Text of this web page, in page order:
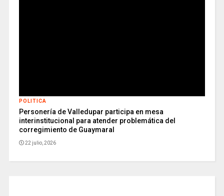
POLITICA
Personería de Valledupar participa en mesa
interinstitucional para atender problemática del
corregimiento de Guaymaral
22 julio, 2026